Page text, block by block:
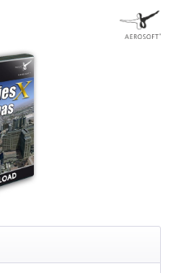
US Cities X - Chicago